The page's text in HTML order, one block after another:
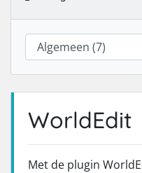
WorldEdit
Met de plugin